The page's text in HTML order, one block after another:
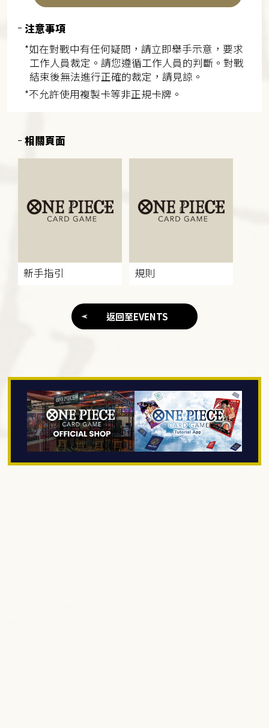
注意事項
*如在對戰中有任何疑問，請立即舉手示意，要求
工作人員裁定。請您遵循工作人員的判斷。對戰
結束後無法進行正確的裁定，請見諒。
*不允許使用複製卡等非正規卡牌。
相關頁面
新手指引 規則
返回至EVENTS